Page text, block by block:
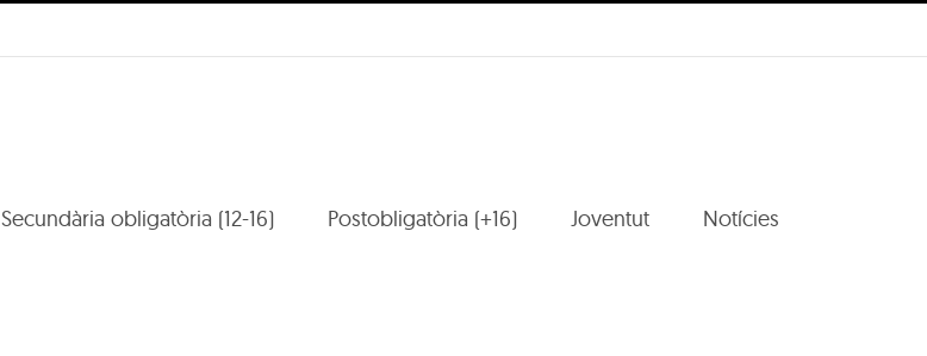
Secundària obligatòria (12-16) Postobligatòria (+16) Joventut Notícies